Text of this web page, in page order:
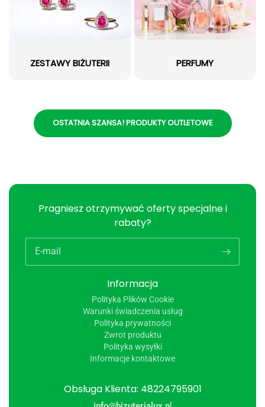
ZESTAWY BIŻUTERII PERFUMY
OSTATNIA SZANSA! PRODUKTY OUTLETOWE
Obsługa Klienta: 48224795901
Informacja
Polityka Plików Cookie
Warunki świadczenia usług
Polityka prywatności
Zwrot produktu
Polityka wysyłki
Informacje kontaktowe
Pragniesz otrzymywać oferty specjalne i
rabaty?
E-mail